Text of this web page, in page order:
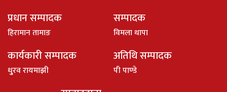
प्रधान सम्पादक
हिरामान तामाङ
सम्पादक
विमला थापा
कार्यकारी सम्पादक
धु्रव रायमाझी
अतिथि सम्पादक
पी पाण्डे